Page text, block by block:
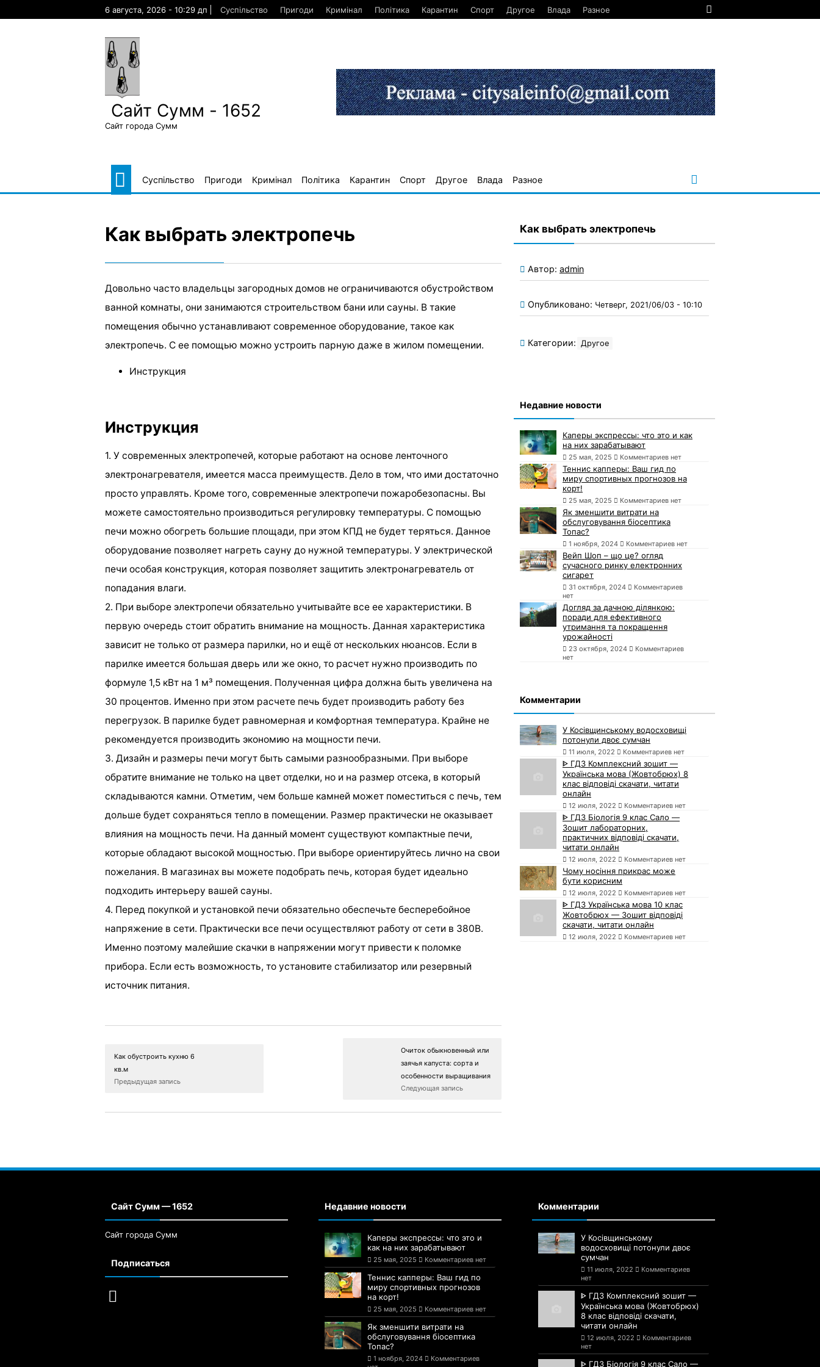
6 августа, 2026 - 10:29 дп Суспільство Пригоди Кримінал Політика Карантин Спорт Другое Влада Разное
Сайт Сумм - 1652
Сайт города Сумм
Суспільство Пригоди Кримінал Політика Карантин Спорт Другое Влада Разное
Как выбрать электропечь
Довольно часто владельцы загородных домов не ограничиваются обустройством
ванной комнаты, они занимаются строительством бани или сауны. В такие
помещения обычно устанавливают современное оборудование, такое как
электропечь. С ее помощью можно устроить парную даже в жилом помещении.
Инструкция
Инструкция
1. У современных электропечей, которые работают на основе ленточного
электронагревателя, имеется масса преимуществ. Дело в том, что ими достаточно
просто управлять. Кроме того, современные электропечи пожаробезопасны. Вы
можете самостоятельно производиться регулировку температуры. С помощью
печи можно обогреть большие площади, при этом КПД не будет теряться. Данное
оборудование позволяет нагреть сауну до нужной температуры. У электрической
печи особая конструкция, которая позволяет защитить электронагреватель от
попадания влаги.
2. При выборе электропечи обязательно учитывайте все ее характеристики. В
первую очередь стоит обратить внимание на мощность. Данная характеристика
зависит не только от размера парилки, но и ещё от нескольких нюансов. Если в
парилке имеется большая дверь или же окно, то расчет нужно производить по
формуле 1,5 кВт на 1 м³ помещения. Полученная цифра должна быть увеличена на
30 процентов. Именно при этом расчете печь будет производить работу без
перегрузок. В парилке будет равномерная и комфортная температура. Крайне не
рекомендуется производить экономию на мощности печи.
3. Дизайн и размеры печи могут быть самыми разнообразными. При выборе
обратите внимание не только на цвет отделки, но и на размер отсека, в который
складываются камни. Отметим, чем больше камней может поместиться с печь, тем
дольше будет сохраняться тепло в помещении. Размер практически не оказывает
влияния на мощность печи. На данный момент существуют компактные печи,
которые обладают высокой мощностью. При выборе ориентируйтесь лично на свои
пожелания. В магазинах вы можете подобрать печь, которая будет идеально
подходить интерьеру вашей сауны.
4. Перед покупкой и установкой печи обязательно обеспечьте бесперебойное
напряжение в сети. Практически все печи осуществляют работу от сети в 380В.
Именно поэтому малейшие скачки в напряжении могут привести к поломке
прибора. Если есть возможность, то установите стабилизатор или резервный
источник питания.
Как обустроить кухню 6
кв.м
Предыдущая запись
Очиток обыкновенный или
заячья капуста: сорта и
особенности выращивания
Следующая запись
Как выбрать электропечь
Автор: admin
Опубликовано: Четверг, 2021/06/03 - 10:10
Категории: Другое
Недавние новости
Каперы экспрессы: что это и как
на них зарабатывают
25 мая, 2025 Комментариев нет
Теннис капперы: Ваш гид по
миру спортивных прогнозов на
корт!
25 мая, 2025 Комментариев нет
Як зменшити витрати на
обслуговування біосептика
Топас?
1 ноября, 2024 Комментариев нет
Вейп Шоп – що це? огляд
сучасного ринку електронних
сигарет
31 октября, 2024
Комментариев
нет
Догляд за дачною ділянкою:
поради для ефективного
утримання та покращення
урожайності
23 октября, 2024
Комментариев
нет
Комментарии
У Косівщинському водосховищі
потонули двоє сумчан
11 июля, 2022 Комментариев нет
ᐈ ГДЗ Комплексний зошит —
Українська мова (Жовтобрюх) 8
клас відповіді скачати, читати
онлайн
12 июля, 2022 Комментариев нет
ᐈ ГДЗ Біологія 9 клас Сало —
Зошит лабораторних,
практичних відповіді скачати,
читати онлайн
12 июля, 2022 Комментариев нет
Чому носіння прикрас може
бути корисним
12 июля, 2022 Комментариев нет
ᐈ ГДЗ Українська мова 10 клас
Жовтобрюх — Зошит відповіді
скачати, читати онлайн
12 июля, 2022 Комментариев нет
Сайт Сумм — 1652
Сайт города Сумм
Подписаться
Недавние новости
Каперы экспрессы: что это и
как на них зарабатывают
25 мая, 2025 Комментариев нет
Теннис капперы: Ваш гид по
миру спортивных прогнозов
на корт!
25 мая, 2025 Комментариев нет
Як зменшити витрати на
обслуговування біосептика
Топас?
1 ноября, 2024
Комментариев
Комментарии
У Косівщинському
водосховищі потонули двоє
сумчан
11 июля, 2022
Комментариев
нет
ᐈ ГДЗ Комплексний зошит —
Українська мова (Жовтобрюх)
8 клас відповіді скачати,
читати онлайн
12 июля, 2022
Комментариев
нет
ᐈ ГДЗ Біологія 9 клас Сало —